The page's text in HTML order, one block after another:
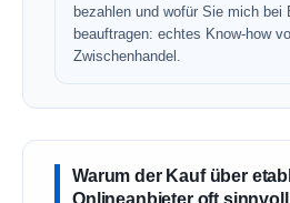
bezahlen und wofür Sie mich bei
beauftragen: echtes Know-how
Zwischenhandel.
Warum der Kauf über
Onlineanbieter oft